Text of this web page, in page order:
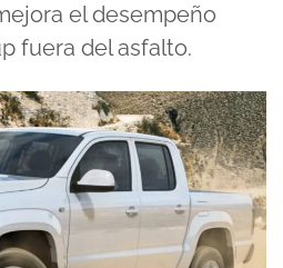
el desempeño
fuera del asfalto.